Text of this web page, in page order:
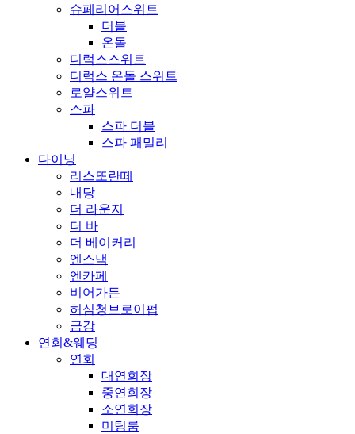
슈페리어스위트
더블
온돌
디럭스스위트
디럭스 온돌 스위트
로얄스위트
스파
스파 더블
스파 패밀리
다이닝
리스또란떼
내당
더 라운지
더 바
더 베이커리
엔스낵
엔카페
비어가든
허심청브로이펍
금강
연회&웨딩
연회
대연회장
중연회장
소연회장
미팅룸